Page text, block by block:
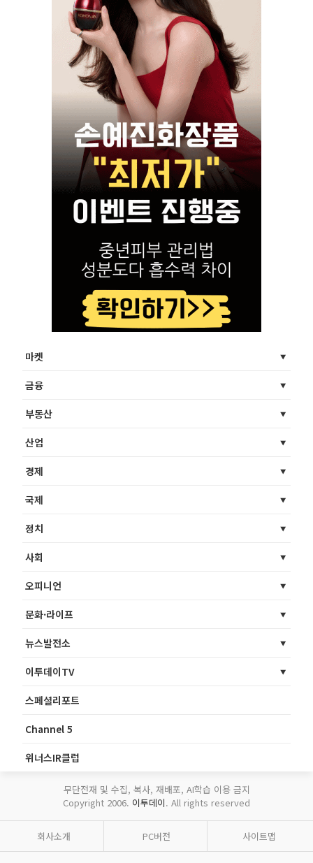
마켓
금융
부동산
산업
경제
국제
정치
사회
오피니언
문화·라이프
뉴스발전소
이투데이TV
스페셜리포트
Channel 5
위너스IR클럽
무단전재 및 수집, 복사, 재배포, AI학습 이용 금지
Copyright 2006. 이투데이. All rights reserved
회사소개 PC버전 사이트맵